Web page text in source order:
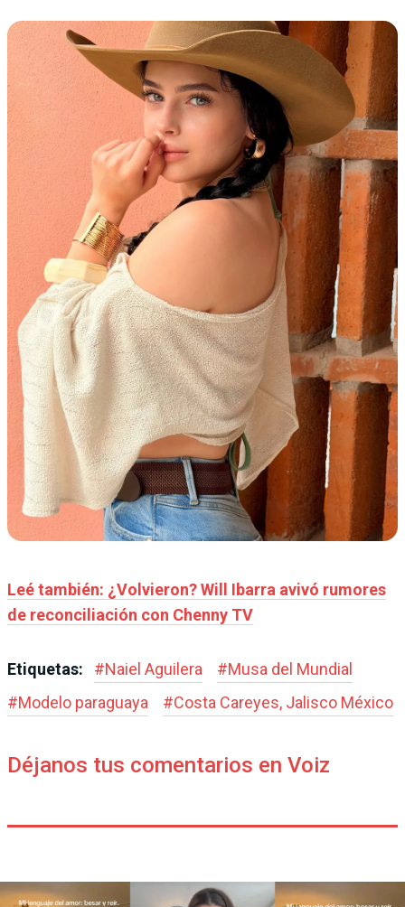
Leé también: ¿Volvieron? Will Ibarra avivó rumores
de reconciliación con Chenny TV
Etiquetas: #Naiel Aguilera #Musa del Mundial
#Modelo paraguaya #Costa Careyes, Jalisco México
Déjanos tus comentarios en Voiz